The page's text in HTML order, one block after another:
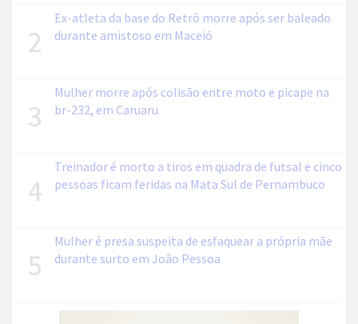
2
Ex-atleta da base do Retrô morre após ser baleado
durante amistoso em Maceió
3
Mulher morre após colisão entre moto e picape na
br-232, em Caruaru
4
Treinador é morto a tiros em quadra de futsal e cinco
pessoas ficam feridas na Mata Sul de Pernambuco
5
Mulher é presa suspeita de esfaquear a própria mãe
durante surto em João Pessoa